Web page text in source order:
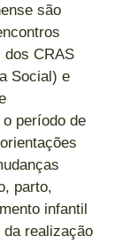
são
dos CRAS
Social) e
período de
parto,
infantil
realização